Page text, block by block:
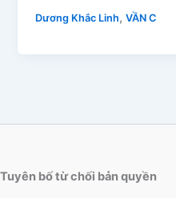
Dương Khắc Linh,VẦN C
Tuyên bố từ chối bản quyền